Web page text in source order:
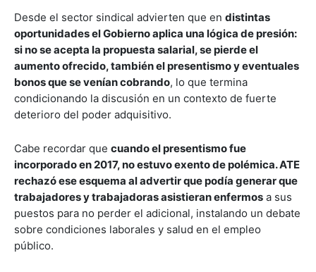
Desde el sector sindical advierten que en distintas
oportunidades el Gobierno aplica una lógica de presión:
si no se acepta la propuesta salarial, se pierde el
aumento ofrecido, también el presentismo y eventuales
bonos que se venían cobrando, lo que termina
condicionando la discusión en un contexto de fuerte
deterioro del poder adquisitivo.
Cabe recordar que cuando el presentismo fue
incorporado en 2017, no estuvo exento de polémica. ATE
rechazó ese esquema al advertir que podía generar que
trabajadores y trabajadoras asistieran enfermos a sus
puestos para no perder el adicional, instalando un debate
sobre condiciones laborales y salud en el empleo
público.